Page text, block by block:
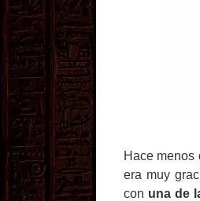
Hace menos
era muy
con una de